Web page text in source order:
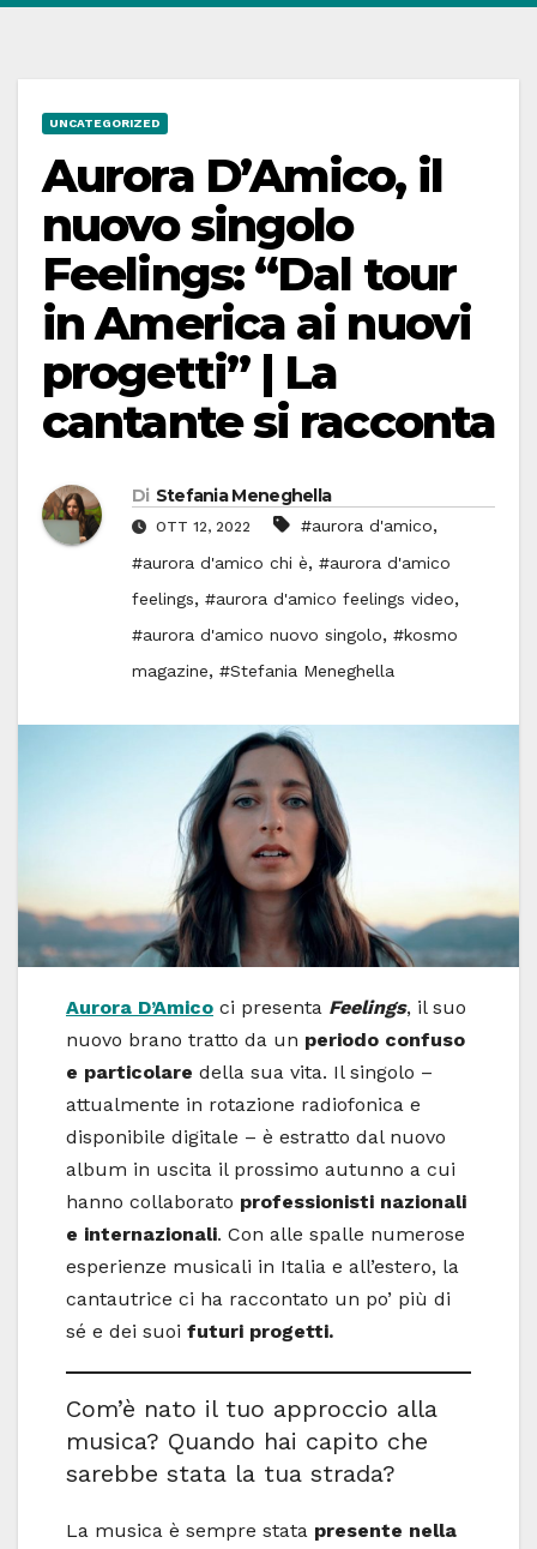
UNCATEGORIZED
Aurora D’Amico, il
nuovo singolo
Feelings: “Dal tour
in America ai nuovi
progetti” | La
cantante si racconta
Di Stefania Meneghella
OTT 12, 2022 #aurora d'amico,
#aurora d'amico chi è, #aurora d'amico
feelings, #aurora d'amico feelings video,
#aurora d'amico nuovo singolo, #kosmo
magazine, #Stefania Meneghella
Aurora D’Amico ci presenta Feelings, il suo
nuovo brano tratto da un periodo confuso
e particolare della sua vita. Il singolo –
attualmente in rotazione radiofonica e
disponibile digitale – è estratto dal nuovo
album in uscita il prossimo autunno a cui
hanno collaborato professionisti nazionali
e internazionali. Con alle spalle numerose
esperienze musicali in Italia e all’estero, la
cantautrice ci ha raccontato un po’ più di
sé e dei suoi futuri progetti.
Com’è nato il tuo approccio alla
musica? Quando hai capito che
sarebbe stata la tua strada?
La musica è sempre stata presente nella